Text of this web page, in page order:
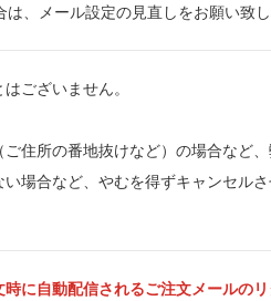
、メール設定の見直しをお願い致し
ございません。
住所の番地抜けなど）の場合など
場合など、やむを得ずキャンセルさ
時に自動配信されるご注文メールの